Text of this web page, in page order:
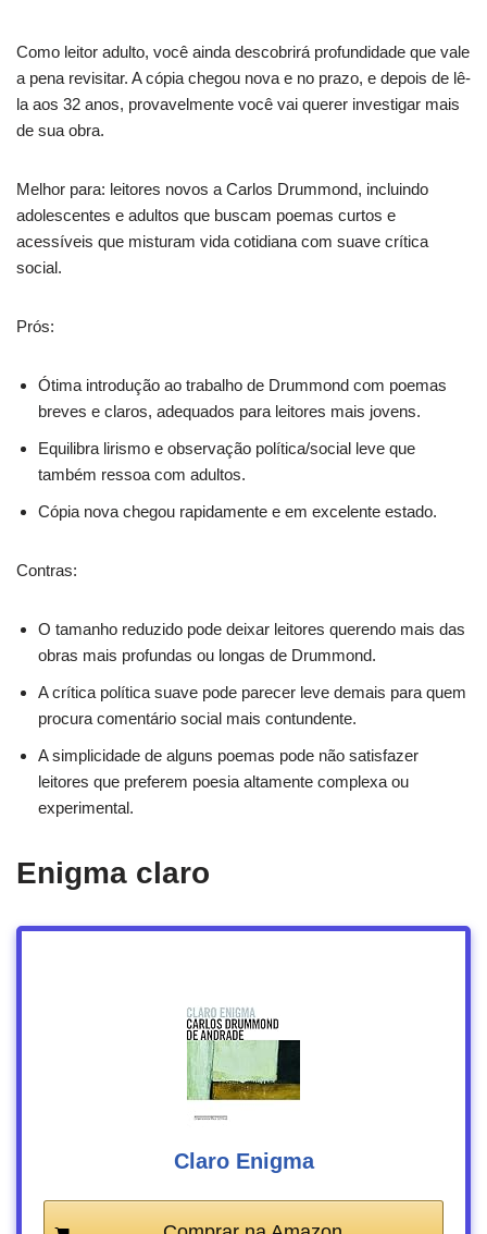
Como leitor adulto, você ainda descobrirá profundidade que vale
a pena revisitar. A cópia chegou nova e no prazo, e depois de lê-
la aos 32 anos, provavelmente você vai querer investigar mais
de sua obra.
Melhor para: leitores novos a Carlos Drummond, incluindo
adolescentes e adultos que buscam poemas curtos e
acessíveis que misturam vida cotidiana com suave crítica
social.
Prós:
Ótima introdução ao trabalho de Drummond com poemas
breves e claros, adequados para leitores mais jovens.
Equilibra lirismo e observação política/social leve que
também ressoa com adultos.
Cópia nova chegou rapidamente e em excelente estado.
Contras:
O tamanho reduzido pode deixar leitores querendo mais das
obras mais profundas ou longas de Drummond.
A crítica política suave pode parecer leve demais para quem
procura comentário social mais contundente.
A simplicidade de alguns poemas pode não satisfazer
leitores que preferem poesia altamente complexa ou
experimental.
Enigma claro
Claro Enigma